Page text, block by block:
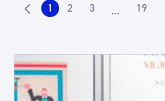
Orrialdea
1 Orrialdea
2 Orrialdea
3 ... 19